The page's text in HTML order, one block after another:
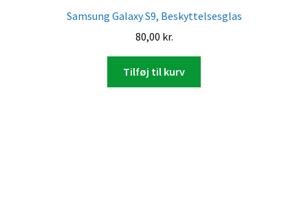
Samsung Galaxy S9, Beskyttelsesglas
80,00 kr.
Tilføj til kurv